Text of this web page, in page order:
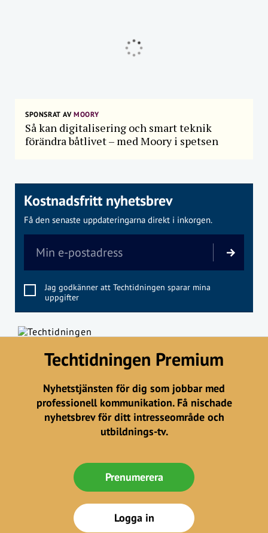
SPONSRAT AVMOORY
Så kan digitalisering och smart teknik
förändra båtlivet – med Moory i spetsen
Kostnadsfritt nyhetsbrev
Få den senaste uppdateringarna direkt i inkorgen.
Jag godkänner att Techtidningen sparar mina
uppgifter
Techtidningen Premium
Nyhetstjänsten för dig som jobbar med
professionell kommunikation. Få nischade
nyhetsbrev för ditt intresseområde och
utbildnings-tv.
Prenumerera
Logga in